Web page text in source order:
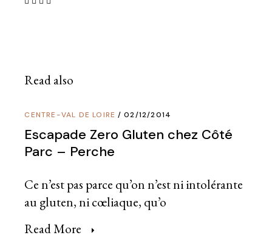
Read also
CENTRE-VAL DE LOIRE 02/12/2014
Escapade Zero Gluten chez Côté
Parc – Perche
Ce n’est pas parce qu’on n’est ni intolérante
au gluten, ni cœliaque, qu’o
Read More